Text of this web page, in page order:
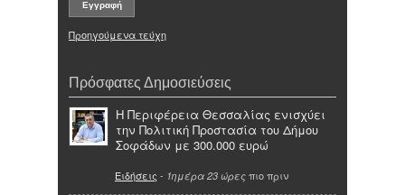
Προηγούμενα τεύχη
Πρόσφατες Δημοσιεύσεις
Η Περιφέρεια Θεσσαλίας ενισχύει
την Πολιτική Προστασία του Δήμου
Σοφάδων με 300.000 ευρώ
Ειδήσεις - 1ημέρα 23 ώρες πιο πριν